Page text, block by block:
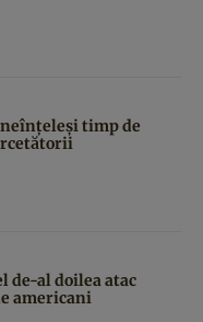
timp de
de-al doilea atac
americani